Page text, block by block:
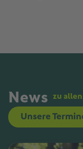
News zu
Unsere